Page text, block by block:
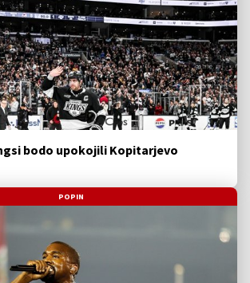
bodo upokojili Kopitarjevo
POPIN